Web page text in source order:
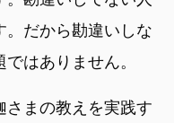
。だから勘違いしな
はありません。
さまの教えを実践す